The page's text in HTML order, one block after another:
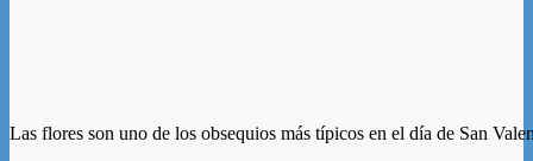
Las flores son uno de los obsequios más típicos en el día de San